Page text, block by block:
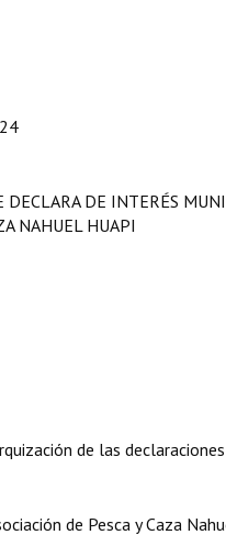
DECLARA DE INTERÉS
NAHUEL HUAPI
de las
de Pesca y Caza